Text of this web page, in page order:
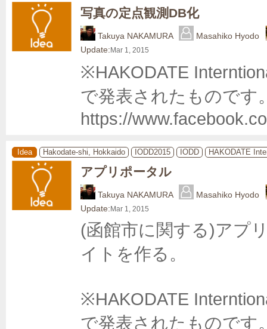
写真の定点観測DB化
Takuya NAKAMURA
Masahiko Hyodo
Update: Mar 1, 2015
※HAKODATE
で発表されたものです
https://
Idea Hakodate-shi, Hokkaido IODD2015 IODD HAKODATE
アプリポータル
Takuya NAKAMURA
Masahiko Hyodo
Update: Mar 1, 2015
(函館市に関する)アプ
イトを作る。
※HAKODATE
で発表されたものです